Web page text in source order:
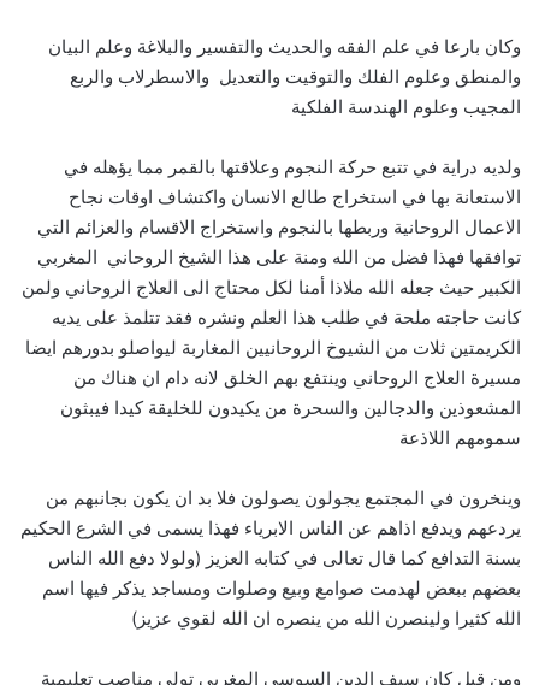
وكان بارعا في علم الفقه والحديث والتفسير والبلاغة وعلم البيان
والمنطق وعلوم الفلك والتوقيت والتعديل والاسطرلاب والربع
المجيب وعلوم الهندسة الفلكية
ولديه دراية في تتبع حركة النجوم وعلاقتها بالقمر مما يؤهله في
الاستعانة بها في استخراج طالع الانسان واكتشاف اوقات نجاح
الاعمال الروحانية وربطها بالنجوم واستخراج الاقسام والعزائم التي
توافقها فهذا فضل من الله ومنة على هذا الشيخ الروحاني المغربي
الكبير حيث جعله الله ملاذا أمنا لكل محتاج الى العلاج الروحاني ولمن
كانت حاجته ملحة في طلب هذا العلم ونشره فقد تتلمذ على يديه
الكريمتين ثلات من الشيوخ الروحانيين المغاربة ليواصلو بدورهم ايضا
مسيرة العلاج الروحاني وينتفع بهم الخلق لانه دام ان هناك من
المشعوذين والدجالين والسحرة من يكيدون للخليقة كيدا فيبثون
سمومهم اللاذعة
وينخرون في المجتمع يجولون يصولون فلا بد ان يكون بجانبهم من
يردعهم ويدفع اذاهم عن الناس الابرياء فهذا يسمى في الشرع الحكيم
بسنة التدافع كما قال تعالى في كتابه العزيز (ولولا دفع الله الناس
بعضهم ببعض لهدمت صوامع وبيع وصلوات ومساجد يذكر فيها اسم
الله كثيرا ولينصرن الله من ينصره ان الله لقوي عزيز)
ومن قبل كان سيف الدين السوسي المغربي تولي مناصب تعليمية